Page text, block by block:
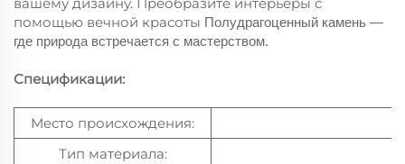
помощью вечной красоты Полудрагоценный камень —
где природа встречается с мастерством.
Спецификации:
Место происхождения:
Тип материала: